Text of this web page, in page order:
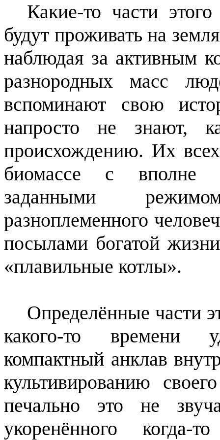
Какие-то части
будут проживать на
наблюдая за активным
разнородных масс
вспоминают свою
напросто не знают,
происхождению. Их
биомассе с вполне
заданными
разноплеменного
посылами богатой
«плавильные котлы».
Определённые части
какого-то времени
компактный анклав
культивированию
печально это не
укоренённого